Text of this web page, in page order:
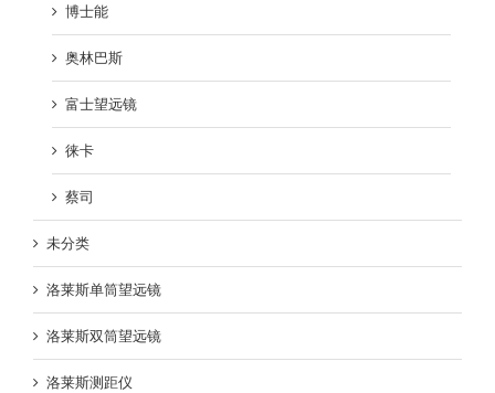
博士能
奥林巴斯
富士望远镜
徕卡
蔡司
未分类
洛莱斯单筒望远镜
洛莱斯双筒望远镜
洛莱斯测距仪